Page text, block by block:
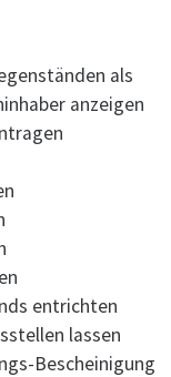
als
anzeigen
entrichten
lassen
Bescheinigung